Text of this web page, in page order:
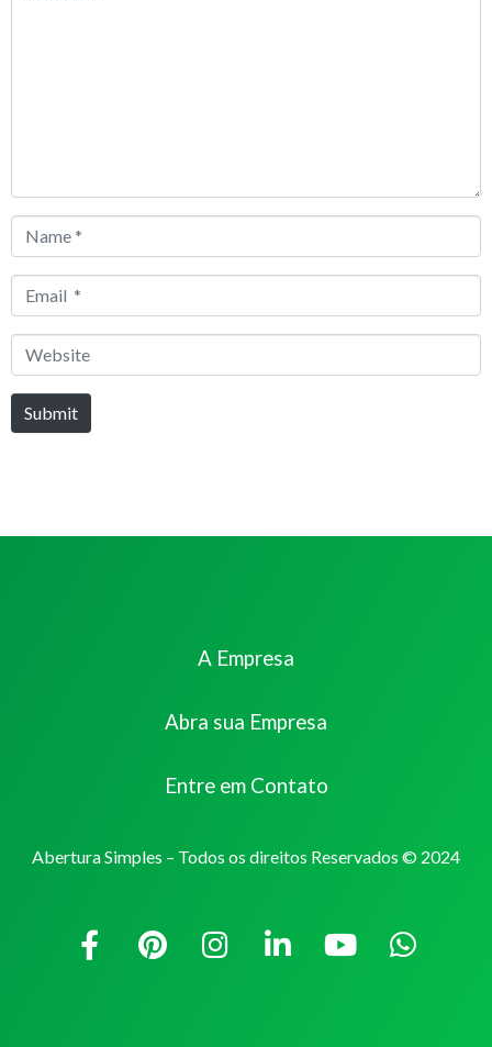
Name
Email
Website
Submit
A Empresa
Abra sua Empresa
Entre em Contato
Abertura Simples – Todos os direitos Reservados © 2024